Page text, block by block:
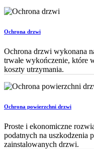
Ochrona drzwi
Ochrona drzwi wykonana
trwałe wykończenie, które
koszty utrzymania.
Ochrona powierzchni drzwi
Proste i ekonomiczne
podatnych na uszkodzenia
zainstalowanych drzwi.